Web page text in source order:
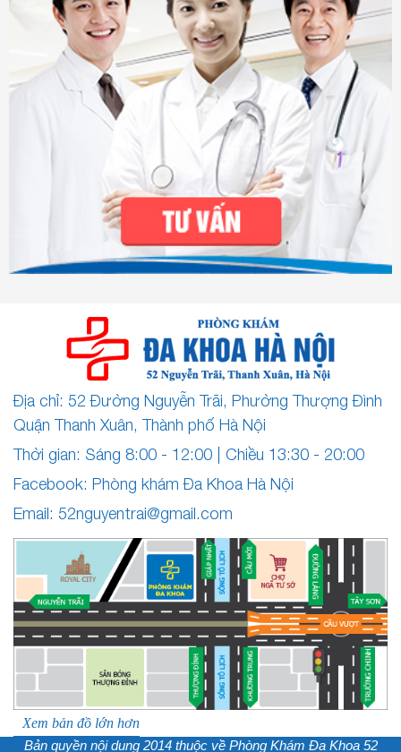
Địa chỉ: 52 Đường Nguyễn Trãi, Phường Thượng Đình
Quận Thanh Xuân, Thành phố Hà Nội
Thời gian: Sáng 8:00 - 12:00 | Chiều 13:30 - 20:00
Facebook: Phòng khám Đa Khoa Hà Nội
Email: 52nguyentrai@gmail.com
Xem bản đồ lớn hơn
Bản quyền nội dung 2014 thuộc về Phòng Khám Đa Khoa 52